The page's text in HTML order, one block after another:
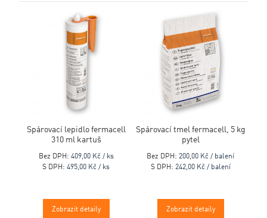
Spárovací lepidlo fermacell
310 ml kartuš
Bez DPH: 409,00 Kč / ks
S DPH: 495,00 Kč / ks
Zobrazit detaily
Spárovací tmel fermacell, 5 kg
pytel
Bez DPH: 200,00 Kč / balení
S DPH: 242,00 Kč / balení
Zobrazit detaily